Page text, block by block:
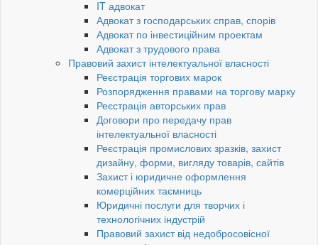
IT адвокат
Адвокат з господарських справ, спорів
Адвокат по інвестиційним проектам
Адвокат з трудового права
Правовий захист інтелектуальної власності
Реєстрація торгових марок
Розпорядження правами на торгову марку
Реєстрація авторських прав
Договори про передачу прав
інтелектуальної власності
Реєстрація промислових зразків, захист
дизайну, форми, вигляду товарів, сайтів
Захист і юридичне оформлення
комерційних таємниць
Юридичні послуги для творчих і
технологічних індустрій
Правовий захист від недобросовісної